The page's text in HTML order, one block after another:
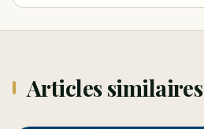
Articles similaires